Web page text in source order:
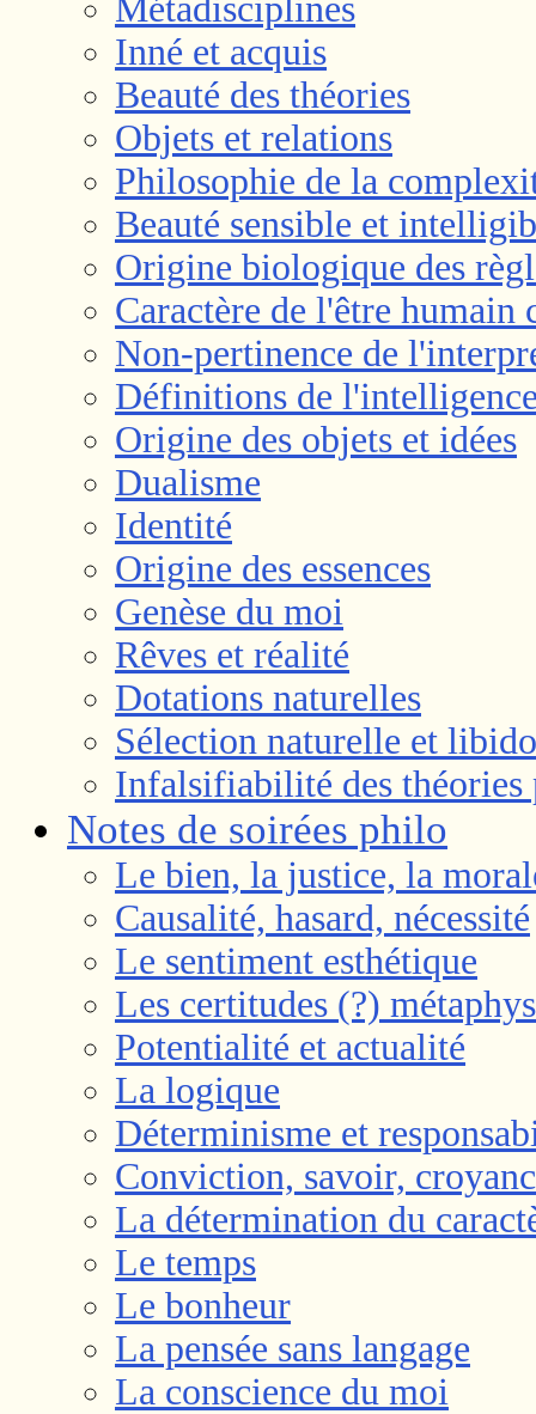
Métadisciplines
Inné et acquis
Beauté des théories
Objets et relations
Philosophie de la
Beauté sensible et
Origine biologique des
Caractère de l'être humain
Non-pertinence de
Définitions de
Origine des objets et idées
Dualisme
Identité
Origine des essences
Genèse du moi
Rêves et réalité
Dotations naturelles
Sélection naturelle et
Infalsifiabilité des théories
Notes de soirées philo
Le bien, la justice, la
Causalité, hasard, nécessité
Le sentiment esthétique
Les certitudes (?)
Potentialité et actualité
La logique
Déterminisme et
Conviction, savoir,
La détermination du
Le temps
Le bonheur
La pensée sans langage
La conscience du moi